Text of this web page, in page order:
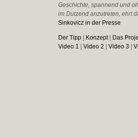
Geschichte, spannend und
im Dutzend anzutreten, ehrt
Sinkovicz in der Presse
Der Tipp Konzept|
Das
Video 1
|Video 2 |Video 3 |